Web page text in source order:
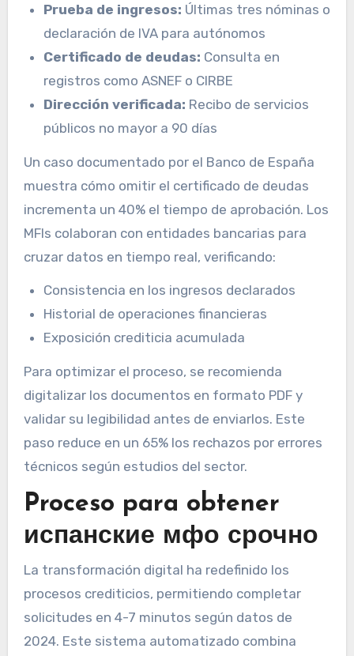
Prueba de ingresos: Últimas tres nóminas o
declaración de IVA para autónomos
Certificado de deudas: Consulta en
registros como ASNEF o CIRBE
Dirección verificada: Recibo de servicios
públicos no mayor a 90 días
Un caso documentado por el Banco de España
muestra cómo omitir el certificado de deudas
incrementa un 40% el tiempo de aprobación. Los
MFIs colaboran con entidades bancarias para
cruzar datos en tiempo real, verificando:
Consistencia en los ingresos declarados
Historial de operaciones financieras
Exposición crediticia acumulada
Para optimizar el proceso, se recomienda
digitalizar los documentos en formato PDF y
validar su legibilidad antes de enviarlos. Este
paso reduce en un 65% los rechazos por errores
técnicos según estudios del sector.
Proceso para obtener
испанские мфо срочно
La transformación digital ha redefinido los
procesos crediticios, permitiendo completar
solicitudes en 4-7 minutos según datos de
2024. Este sistema automatizado combina